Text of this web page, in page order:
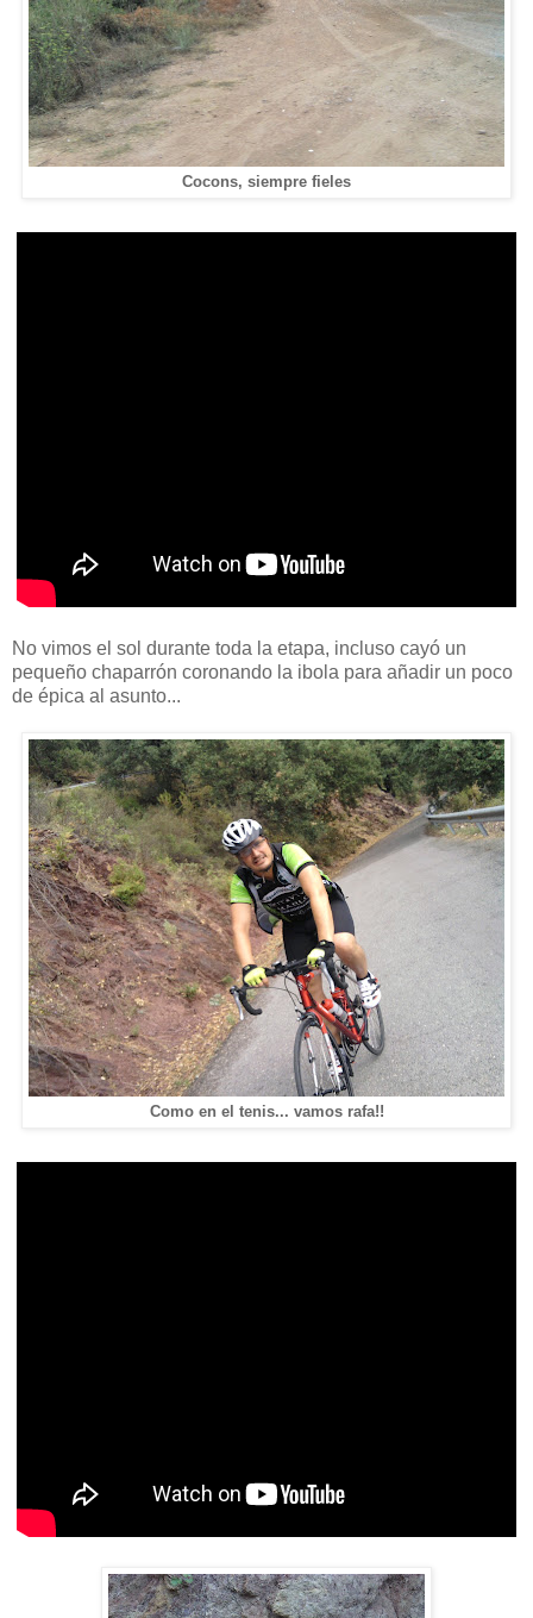
Cocons, siempre fieles
No vimos el sol durante toda la etapa, incluso cayó un
pequeño chaparrón coronando la ibola para añadir un poco
de épica al asunto...
Como en el tenis... vamos rafa!!